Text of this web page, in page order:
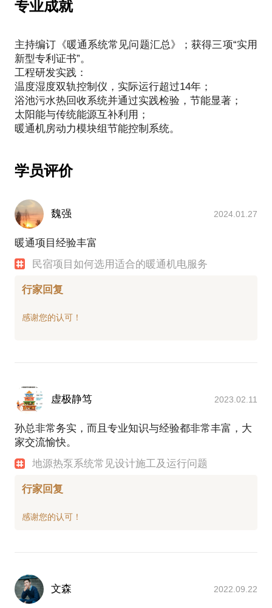
专业成就
主持编订《暖通系统常见问题汇总》；获得三项“实用
新型专利证书”。
工程研发实践：
温度湿度双轨控制仪，实际运行超过14年；
浴池污水热回收系统并通过实践检验，节能显著；
太阳能与传统能源互补利用；
学员评价
魏强 2024.01.27
暖通项目经验丰富
民宿项目如何选用适合的暖通机电服务
行家回复
感谢您的认可！
虚极静笃 2023.02.11
孙总非常务实，而且专业知识与经验都非常丰富，大
家交流愉快。
地源热泵系统常见设计施工及运行问题
行家回复
文森 2022.09.22